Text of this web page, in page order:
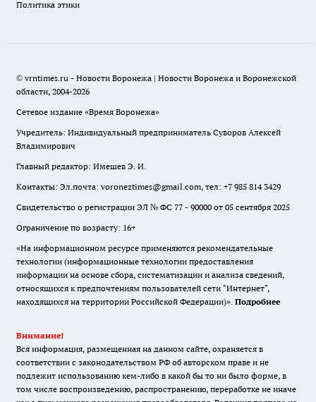
Политика этики
© vrntimes.ru - Новости Воронежа | Новости Воронежа и Воронежской
области, 2004-2026
Сетевое издание «Время Воронежа»
Учредитель: Индивидуальный предприниматель Суворов Алексей
Владимирович
Главный редактор: Имешев Э. И.
Контакты: Эл.почта: voroneztimes@gmail.com, тел: +7 985 814 3429
Свидетельство о регистрации ЭЛ № ФС 77 - 90000 от 05 сентября 2025
Ограничение по возрасту: 16+
«На информационном ресурсе применяются рекомендательные
технологии (информационные технологии предоставления
информации на основе сбора, систематизации и анализа сведений,
относящихся к предпочтениям пользователей сети "Интернет",
находящихся на территории Российской Федерации)». Подробнее
Внимание!
Вся информация, размещенная на данном сайте, охраняется в
соответствии с законодательством РФ об авторском праве и не
подлежит использованию кем-либо в какой бы то ни было форме, в
том числе воспроизведению, распространению, переработке не иначе